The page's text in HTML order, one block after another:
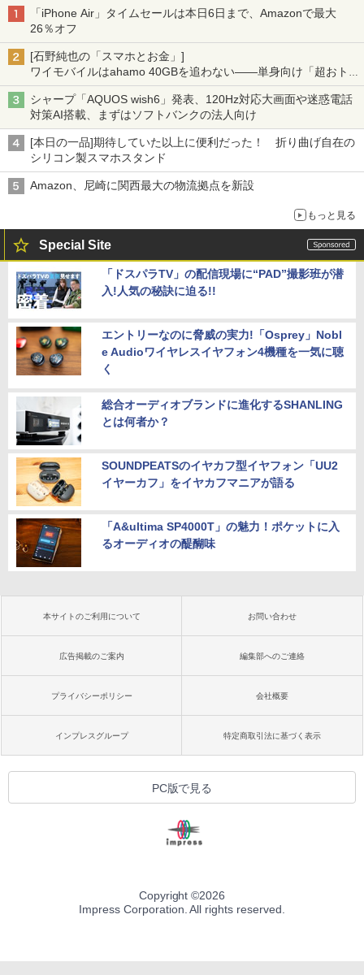
「iPhone Air」タイムセールは本日6日まで、Amazonで最大
26％オフ
[石野純也の「スマホとお金」]
ワイモバイルはahamo 40GBを追わない――単身向け「超おトク
割」の安さと1年限定の注意点
シャープ「AQUOS wish6」発表、120Hz対応大画面や迷惑電話
対策AI搭載、まずはソフトバンクの法人向け
[本日の一品]期待していた以上に便利だった！ 折り曲げ自在の
シリコン製スマホスタンド
Amazon、尼崎に関西最大の物流拠点を新設
もっと見る
Special Site
「ドスパラTV」の配信現場に“PAD”撮影班が潜
入!人気の秘訣に迫る!!
エントリーなのに脅威の実力!「Osprey」Nobl
e Audioワイヤレスイヤフォン4機種を一気に聴
く
総合オーディオブランドに進化するSHANLING
とは何者か？
SOUNDPEATSのイヤカフ型イヤフォン「UU2
イヤーカフ」をイヤカフマニアが語る
「A&ultima SP4000T」の魅力！ポケットに入
るオーディオの醍醐味
本サイトのご利用について お問い合わせ
広告掲載のご案内 編集部へのご連絡
プライバシーポリシー 会社概要
インプレスグループ 特定商取引法に基づく表示
PC版で見る
Copyright ©2026
Impress Corporation. All rights reserved.